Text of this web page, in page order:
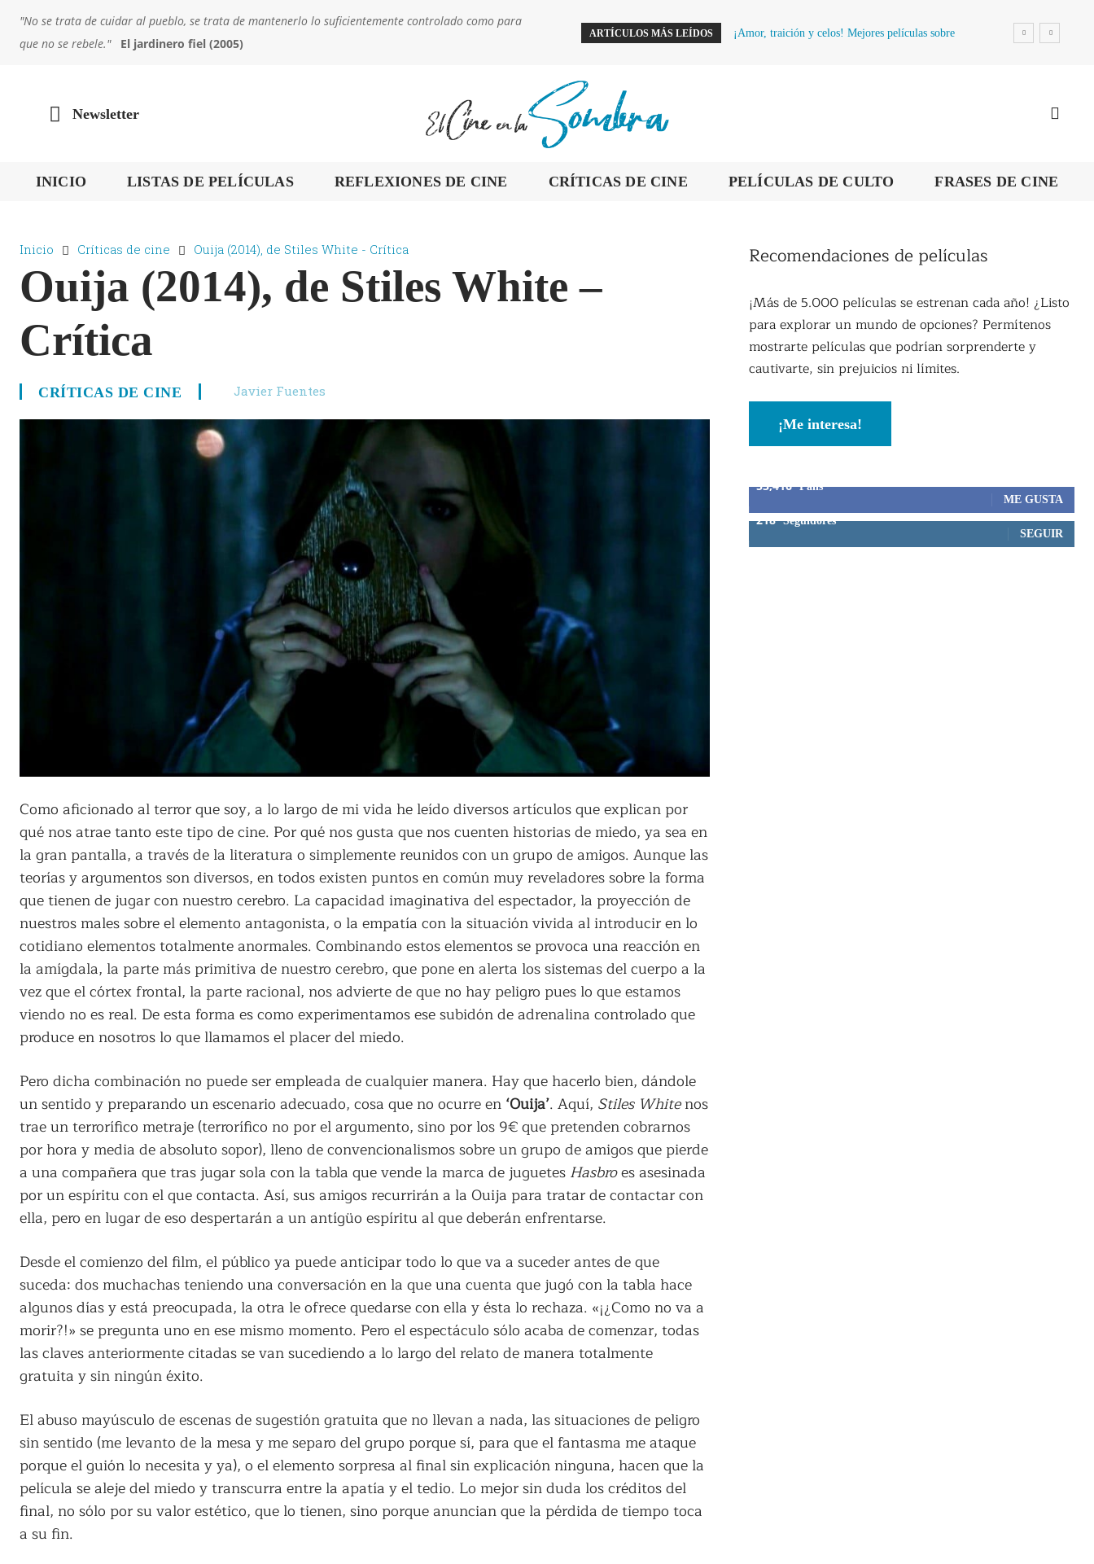
"No se trata de cuidar al pueblo, se trata de mantenerlo lo suficientemente controlado como para
que no se rebele."
El jardinero fiel (2005)
ARTÍCULOS MÁS LEÍDOS
¡Amor, traición y celos! Mejores películas sobre
Newsletter
INICIO LISTAS DE PELÍCULAS REFLEXIONES DE CINE CRÍTICAS DE CINE PELÍCULAS DE CULTO FRASES DE CINE
Inicio Críticas de cine Ouija (2014), de Stiles White - Crítica
Ouija (2014), de Stiles White –
Crítica
CRÍTICAS DE CINE Javier Fuentes
Como aficionado al terror que soy, a lo largo de mi vida he leído diversos artículos que explican por
qué nos atrae tanto este tipo de cine. Por qué nos gusta que nos cuenten historias de miedo, ya sea en
la gran pantalla, a través de la literatura o simplemente reunidos con un grupo de amigos. Aunque las
teorías y argumentos son diversos, en todos existen puntos en común muy reveladores sobre la forma
que tienen de jugar con nuestro cerebro. La capacidad imaginativa del espectador, la proyección de
nuestros males sobre el elemento antagonista, o la empatía con la situación vivida al introducir en lo
cotidiano elementos totalmente anormales. Combinando estos elementos se provoca una reacción en
la amígdala, la parte más primitiva de nuestro cerebro, que pone en alerta los sistemas del cuerpo a la
vez que el córtex frontal, la parte racional, nos advierte de que no hay peligro pues lo que estamos
viendo no es real. De esta forma es como experimentamos ese subidón de adrenalina controlado que
produce en nosotros lo que llamamos el placer del miedo.
Pero dicha combinación no puede ser empleada de cualquier manera. Hay que hacerlo bien, dándole
un sentido y preparando un escenario adecuado, cosa que no ocurre en ‘Ouija’. Aquí, Stiles Whitenos
trae un terrorífico metraje (terrorífico no por el argumento, sino por los 9€ que pretenden cobrarnos
por hora y media de absoluto sopor), lleno de convencionalismos sobre un grupo de amigos que pierde
a una compañera que tras jugar sola con la tabla que vende la marca de juguetes Hasbroes asesinada
por un espíritu con el que contacta. Así, sus amigos recurrirán a la Ouija para tratar de contactar con
ella, pero en lugar de eso despertarán a un antígüo espíritu al que deberán enfrentarse.
Desde el comienzo del film, el público ya puede anticipar todo lo que va a suceder antes de que
suceda: dos muchachas teniendo una conversación en la que una cuenta que jugó con la tabla hace
algunos días y está preocupada, la otra le ofrece quedarse con ella y ésta lo rechaza. «¡¿Como no va a
morir?!» se pregunta uno en ese mismo momento. Pero el espectáculo sólo acaba de comenzar, todas
las claves anteriormente citadas se van sucediendo a lo largo del relato de manera totalmente
gratuita y sin ningún éxito.
El abuso mayúsculo de escenas de sugestión gratuita que no llevan a nada, las situaciones de peligro
sin sentido (me levanto de la mesa y me separo del grupo porque sí, para que el fantasma me ataque
porque el guión lo necesita y ya), o el elemento sorpresa al final sin explicación ninguna, hacen que la
película se aleje del miedo y transcurra entre la apatía y el tedio. Lo mejor sin duda los créditos del
final, no sólo por su valor estético, que lo tienen, sino porque anuncian que la pérdida de tiempo toca
a su fin.
Recomendaciones de películas
¡Más de 5.000 películas se estrenan cada año! ¿Listo
para explorar un mundo de opciones? Permítenos
mostrarte películas que podrían sorprenderte y
cautivarte, sin prejuicios ni límites.
¡Me interesa!
53,416 Fans
ME GUSTA
218 Seguidores
SEGUIR